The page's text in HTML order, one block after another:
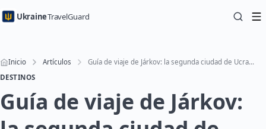
UkraineTravelGuard
Inicio Artículos
Guía de viaje de Járkov: la segunda ciudad de Ucrania
DESTINOS
Guía de viaje de Járkov: